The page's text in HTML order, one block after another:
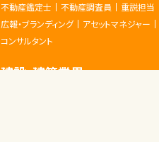
不動産鑑定士
不動産調査員 重説担当
広報・ブランディング
アセットマネジャー
コンサルタント
建設・建築業界